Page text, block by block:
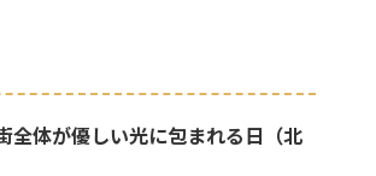
全体が優しい光に包まれる日（北